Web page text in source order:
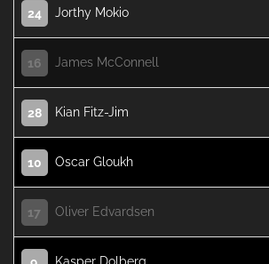
24 Jorthy Mokio
16 James McConnell
28 Kian Fitz-Jim
10 Oscar Gloukh
17 Oliver Edvardsen